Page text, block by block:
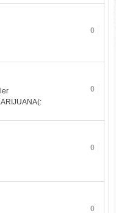
0
0
0
0